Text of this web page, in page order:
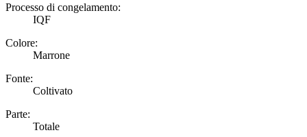
Processo di congelamento:
IQF
Colore:
Marrone
Fonte:
Coltivato
Parte:
Totale